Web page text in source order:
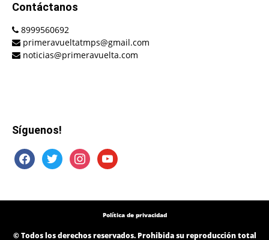
Contáctanos
8999560692
primeravueltatmps@gmail.com
noticias@primeravuelta.com
Síguenos!
facebooktwitter instagramyoutube
Política de privacidad
© Todos los derechos reservados. Prohibida su reproducción total